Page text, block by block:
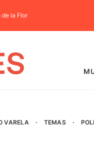
de la Flor
VARELA · TEMAS ·